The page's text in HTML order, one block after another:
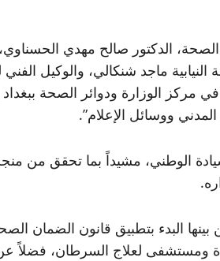
الصحة، الدكتور صالح مهدي
ماجد شنكالي، والوكيل
الوزارة ودوائر الصحة ببغداد
ووسائل الإعلام”.
الوطني، مشيداً بما تحقق من